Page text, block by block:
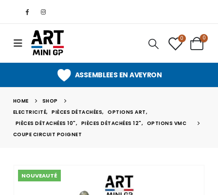
0 0
ASSEMBLEES EN AVEYRON
HOME
SHOP
ELECTRICITÉ, PIÈCES DÉTACHÉES, OPTIONS ART,
PIÈCES DÉTACHÉES 10", PIÈCES DÉTACHÉES 12", OPTIONS VMC
COUPE CIRCUIT POIGNET
NOUVEAUTÉ